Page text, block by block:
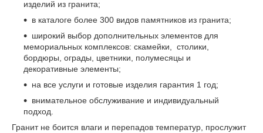
изделий из гранита;
в каталоге более 300 видов памятников из гранита;
широкий выбор дополнительных элементов для
мемориальных комплексов: скамейки, столики,
бордюры, ограды, цветники, полумесяцы и
декоративные элементы;
на все услуги и готовые изделия гарантия 1 год;
внимательное обслуживание и индивидуальный
подход.
Гранит не боится влаги и перепадов температур, прослужит